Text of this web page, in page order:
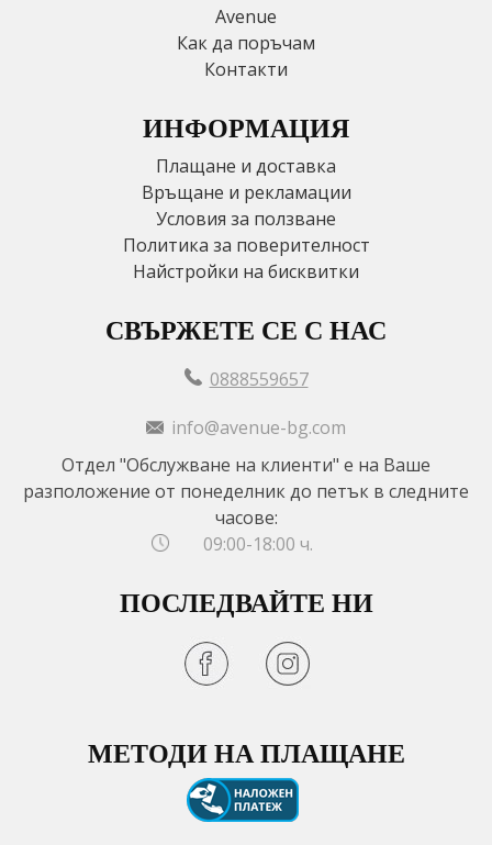
Avenue
Как да поръчам
Контакти
ИНФОРМАЦИЯ
Плащане и доставка
Връщане и рекламации
Условия за ползване
Политика за поверителност
Найстройки на бисквитки
СВЪРЖЕТЕ СЕ С НАС
0888559657
info@avenue-bg.com
Отдел "Обслужване на клиенти" е на Ваше
разположение от понеделник до петък в следните
часове:
09:00-18:00 ч.
ПОСЛЕДВАЙТЕ НИ
МЕТОДИ НА ПЛАЩАНЕ